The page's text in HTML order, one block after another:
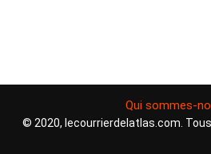
Qui sommes-
© 2020, lecourrierdelatlas.com.